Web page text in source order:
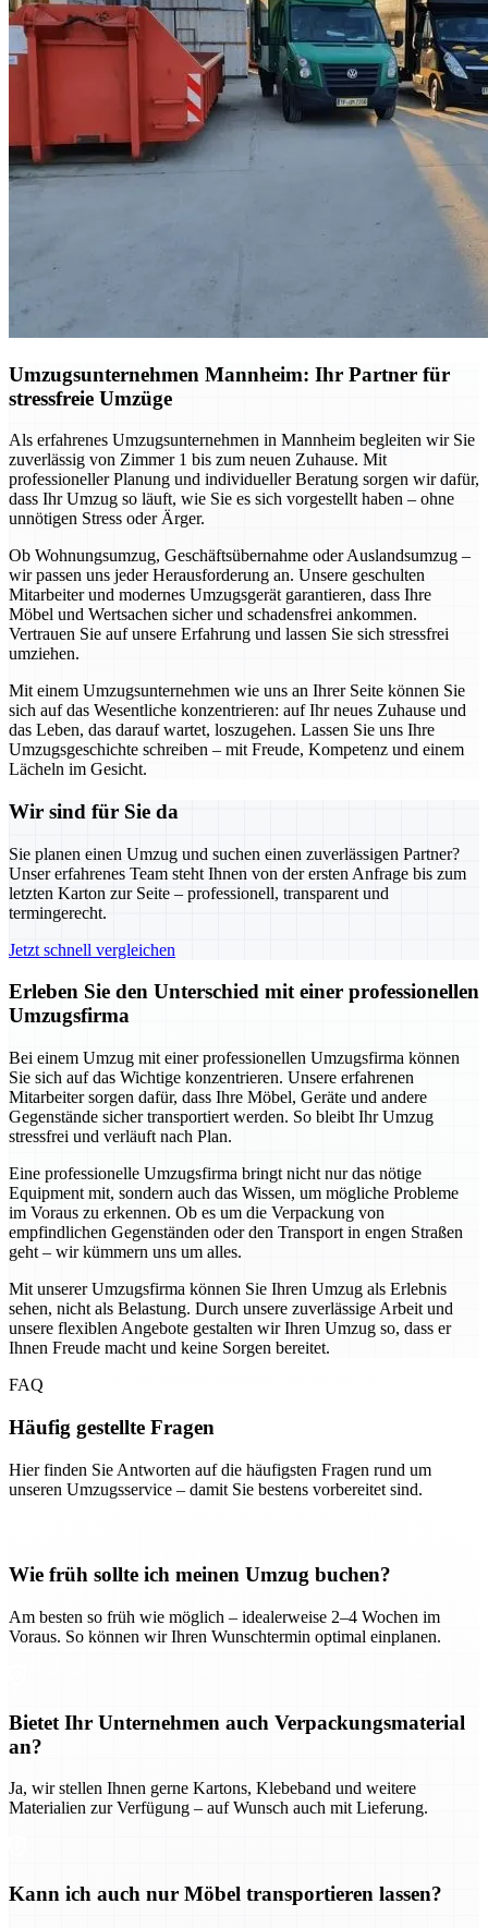
Umzugsunternehmen Mannheim: Ihr Partner für
stressfreie Umzüge
Als erfahrenes Umzugsunternehmen in Mannheim begleiten wir Sie
zuverlässig von Zimmer 1 bis zum neuen Zuhause. Mit
professioneller Planung und individueller Beratung sorgen wir dafür,
dass Ihr Umzug so läuft, wie Sie es sich vorgestellt haben – ohne
unnötigen Stress oder Ärger.
Ob Wohnungsumzug, Geschäftsübernahme oder Auslandsumzug –
wir passen uns jeder Herausforderung an. Unsere geschulten
Mitarbeiter und modernes Umzugsgerät garantieren, dass Ihre
Möbel und Wertsachen sicher und schadensfrei ankommen.
Vertrauen Sie auf unsere Erfahrung und lassen Sie sich stressfrei
umziehen.
Mit einem Umzugsunternehmen wie uns an Ihrer Seite können Sie
sich auf das Wesentliche konzentrieren: auf Ihr neues Zuhause und
das Leben, das darauf wartet, loszugehen. Lassen Sie uns Ihre
Umzugsgeschichte schreiben – mit Freude, Kompetenz und einem
Lächeln im Gesicht.
Wir sind für Sie da
Sie planen einen Umzug und suchen einen zuverlässigen Partner?
Unser erfahrenes Team steht Ihnen von der ersten Anfrage bis zum
letzten Karton zur Seite – professionell, transparent und
termingerecht.
Jetzt schnell vergleichen
Erleben Sie den Unterschied mit einer professionellen
Umzugsfirma
Bei einem Umzug mit einer professionellen Umzugsfirma können
Sie sich auf das Wichtige konzentrieren. Unsere erfahrenen
Mitarbeiter sorgen dafür, dass Ihre Möbel, Geräte und andere
Gegenstände sicher transportiert werden. So bleibt Ihr Umzug
stressfrei und verläuft nach Plan.
Eine professionelle Umzugsfirma bringt nicht nur das nötige
Equipment mit, sondern auch das Wissen, um mögliche Probleme
im Voraus zu erkennen. Ob es um die Verpackung von
empfindlichen Gegenständen oder den Transport in engen Straßen
geht – wir kümmern uns um alles.
Mit unserer Umzugsfirma können Sie Ihren Umzug als Erlebnis
sehen, nicht als Belastung. Durch unsere zuverlässige Arbeit und
unsere flexiblen Angebote gestalten wir Ihren Umzug so, dass er
Ihnen Freude macht und keine Sorgen bereitet.
FAQ
Häufig gestellte Fragen
Hier finden Sie Antworten auf die häufigsten Fragen rund um
unseren Umzugsservice – damit Sie bestens vorbereitet sind.
Wie früh sollte ich meinen Umzug buchen?
Am besten so früh wie möglich – idealerweise 2–4 Wochen im
Voraus. So können wir Ihren Wunschtermin optimal einplanen.
Bietet Ihr Unternehmen auch Verpackungsmaterial
an?
Ja, wir stellen Ihnen gerne Kartons, Klebeband und weitere
Materialien zur Verfügung – auf Wunsch auch mit Lieferung.
Kann ich auch nur Möbel transportieren lassen?